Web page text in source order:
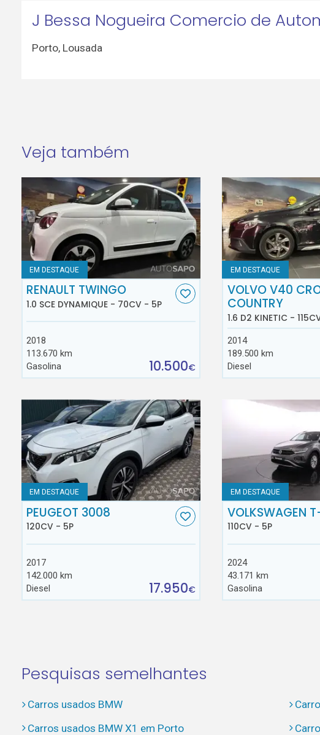
J Bessa Nogueira Comercio de
Porto, Lousada
Veja também
EM DESTAQUE
RENAULT TWINGO
1.0 SCE DYNAMIQUE - 70CV - 5P
2018
113.670 km
Gasolina
10.500€
EM DESTAQUE
VOLVO V40
COUNTRY
1.6 D2 KINETIC -
2014
189.500 km
Diesel
EM DESTAQUE
PEUGEOT 3008
120CV - 5P
2017
142.000 km
Diesel
17.950€
EM DESTAQUE
VOLKSWAGEN
110CV - 5P
2024
43.171 km
Gasolina
Pesquisas semelhantes
Carros usados BMW
Carros usados BMW X1 em Porto